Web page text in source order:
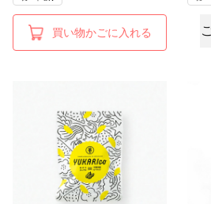
買い物かごに入れる